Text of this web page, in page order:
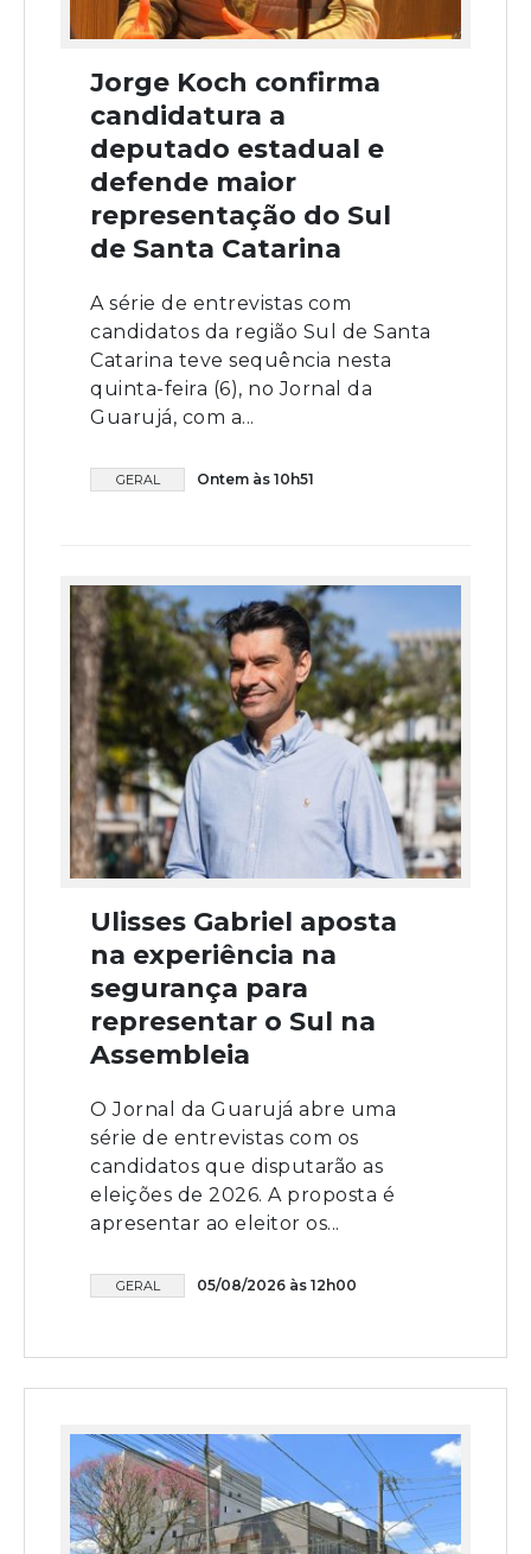
Jorge Koch confirma
candidatura a
deputado estadual e
defende maior
representação do Sul
de Santa Catarina
A série de entrevistas com
candidatos da região Sul de Santa
Catarina teve sequência nesta
quinta-feira (6), no Jornal da
Guarujá, com a...
GERAL Ontem às 10h51
Ulisses Gabriel aposta
na experiência na
segurança para
representar o Sul na
Assembleia
O Jornal da Guarujá abre uma
série de entrevistas com os
candidatos que disputarão as
eleições de 2026. A proposta é
apresentar ao eleitor os...
GERAL 05/08/2026 às 12h00